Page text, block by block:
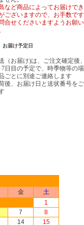
金
土
1
7
8
14 15